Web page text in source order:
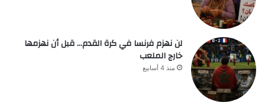
لن نهزم فرنسا في كرة القدم… قبل أن نهزمها
خارج الملعب
منذ 4 أسابيع